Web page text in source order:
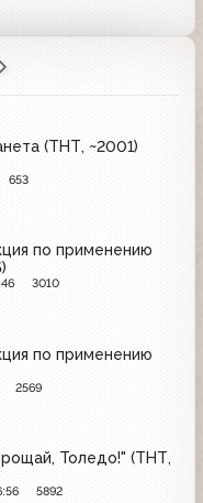
(ТНТ, ~2001)
653
по применению
3010
по применению
2569
Толедо!" (ТНТ,
5892